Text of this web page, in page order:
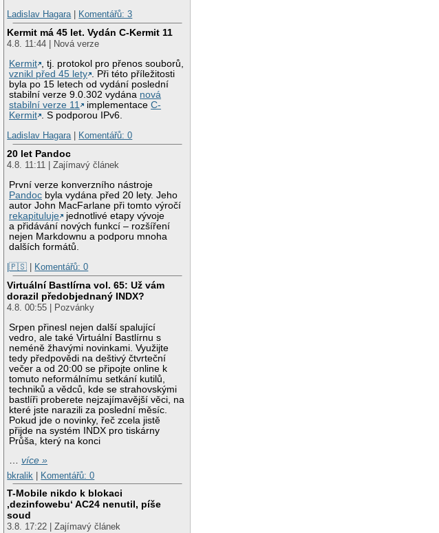
Ladislav Hagara| Komentářů: 3
Kermit má 45 let. Vydán C-Kermit 11
4.8. 11:44 | Nová verze
Kermit
, tj. protokol pro přenos souborů,
vznikl před 45 lety
. Při této příležitosti
byla po 15 letech od vydání poslední
stabilní verze 9.0.302 vydána nová
stabilní verze 11
implementaceC-
Kermit
. S podporou IPv6.
Ladislav Hagara| Komentářů: 0
20 let Pandoc
4.8. 11:11 | Zajímavý článek
První verze konverzního nástroje
Pandoc byla vydána před 20 lety. Jeho
autor John MacFarlane při tomto výročí
rekapituluje
jednotlivé etapy vývoje
a přidávání nových funkcí – rozšíření
nejen Markdownu a podporu mnoha
dalších formátů.
|🇵🇸
Komentářů: 0
Virtuální Bastlírna vol. 65: Už vám
dorazil předobjednaný INDX?
4.8. 00:55 | Pozvánky
Srpen přinesl nejen další spalující
vedro, ale také Virtuální Bastlírnu s
neméně žhavými novinkami. Využijte
tedy předpovědi na deštivý čtvrteční
večer a od 20:00 se připojte online k
tomuto neformálnímu setkání kutilů,
techniků a vědců, kde se strahovskými
bastlíři proberete nejzajímavější věci, na
které jste narazili za poslední měsíc.
Pokud jde o novinky, řeč zcela jistě
přijde na systém INDX pro tiskárny
Průša, který na konci
…více »
bkralik | Komentářů: 0
T-Mobile nikdo k blokaci
‚dezinfowebu‘ AC24 nenutil, píše
soud
3.8. 17:22 | Zajímavý článek